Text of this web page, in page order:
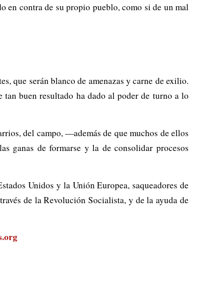
en contra de su propio pueblo, como si de un mal
que serán blanco de amenazas y carne de exilio.
buen resultado ha dado al poder de turno a lo
del campo, —además de que muchos de ellos
ganas de formarse y la de consolidar procesos
Unidos y la Unión Europea, saqueadores de
de la Revolución Socialista, y de la ayuda de